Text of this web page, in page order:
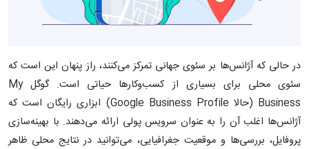
در حالی که آژانس‌ها بر سئوی جهانی تمرکز می‌کنند، راز پنهان این است که
سئوی محلی برای بسیاری از کسب‌وکارها حیاتی است. گوگل My
Business (حالا Google Business Profile) ابزاری رایگان است که
آژانس‌ها اغلب آن را به عنوان سرویس پولی ارائه می‌دهند. با بهینه‌سازی
پروفایل، بررسی‌ها و موقعیت جغرافیایی، می‌توانید در نتایج محلی ظاهر